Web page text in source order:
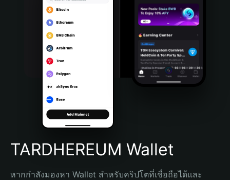
Português (Portugal)
Bahasa Indonesia
Português (Brasil)
Español (Argentina)
TARDHEREUM Wallet
หากกำลังมองหา Wallet สำหรับคริปโตที่เชื่อถือได้และ